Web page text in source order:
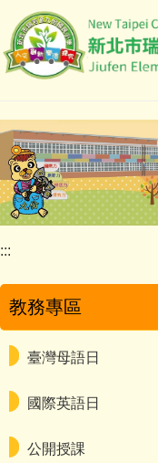
到
主
容
區
:::
教務專區
臺灣母語日
國際英語日
公開授課